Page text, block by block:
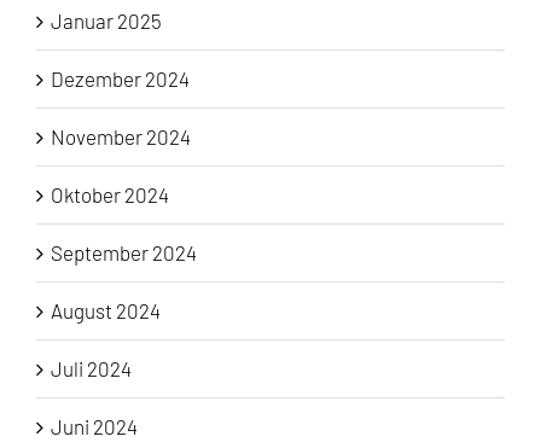
Januar 2025
Dezember 2024
November 2024
Oktober 2024
September 2024
August 2024
Juli 2024
Juni 2024